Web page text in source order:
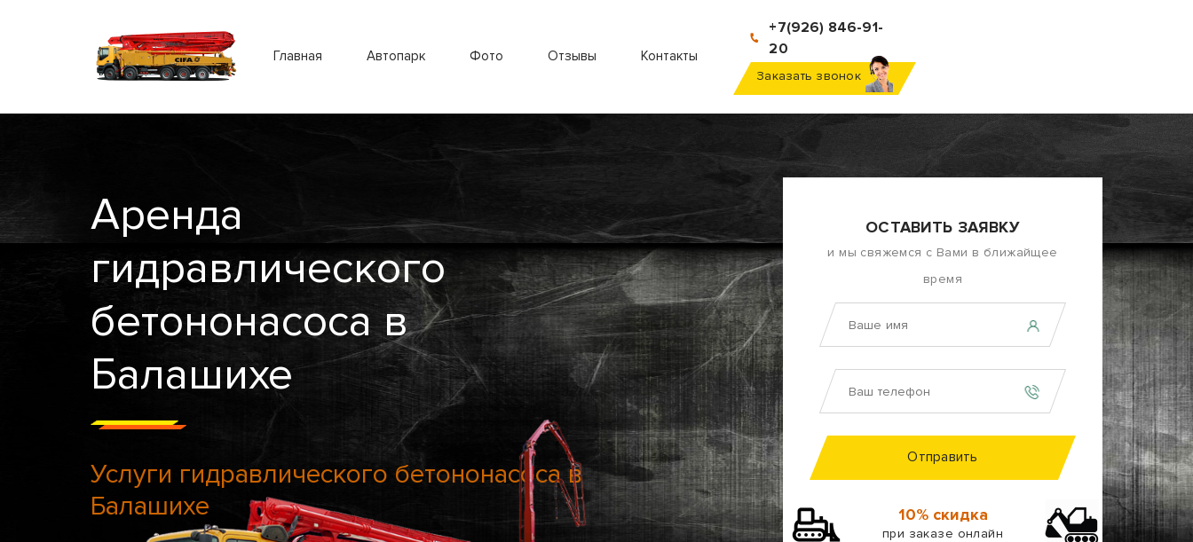
Главная Автопарк Фото Отзывы Контакты
+7(926) 846-91-
20
Заказать звонок
Аренда
гидравлического
бетононасоса в
Балашихе
Услуги гидравлического бетононасоса в
Балашихе
ОСТАВИТЬ ЗАЯВКУ
и мы свяжемся с Вами в ближайщее
время
Отправить
10% скидка
при заказе онлайн